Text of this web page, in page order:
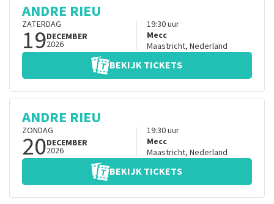
ANDRE RIEU
ZATERDAG
19DECEMBER
2026
19:30uur
Mecc
Maastricht, Nederland
BEKIJK TICKETS
ANDRE RIEU
ZONDAG
20DECEMBER
2026
19:30uur
Mecc
Maastricht, Nederland
BEKIJK TICKETS